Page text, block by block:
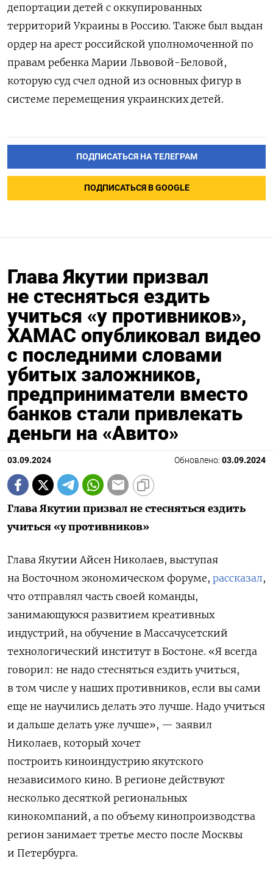
депортации детей с оккупированных
территорий Украины в Россию. Также был выдан
ордер на арест российской уполномоченной по
правам ребенка Марии Львовой-Беловой,
которую суд счел одной из основных фигур в
системе перемещения украинских детей.
ПОДПИСАТЬСЯ НА ТЕЛЕГРАМ
ПОДПИСАТЬСЯ В GOOGLE
Глава Якутии призвал
не стесняться ездить
учиться «у противников»,
ХАМАС опубликовал видео
с последними словами
убитых заложников,
предприниматели вместо
банков стали привлекать
деньги на «Авито»
03.09.2024 Обновлено: 03.09.2024
Глава Якутии призвал не стесняться ездить
учиться «у противников»
Глава Якутии Айсен Николаев, выступая
на Восточном экономическом форуме, рассказал,
что отправлял часть своей команды,
занимающуюся развитием креативных
индустрий, на обучение в Массачусетский
технологический институт в Бостоне. «Я всегда
говорил: не надо стесняться ездить учиться,
в том числе у наших противников, если вы сами
еще не научились делать это лучше. Надо учиться
и дальше делать уже лучше», — заявил
Николаев, который хочет
построить киноиндустрию якутского
независимого кино. В регионе действуют
несколько десяткой региональных
кинокомпаний, а по объему кинопроизводства
регион занимает третье место после Москвы
и Петербурга.